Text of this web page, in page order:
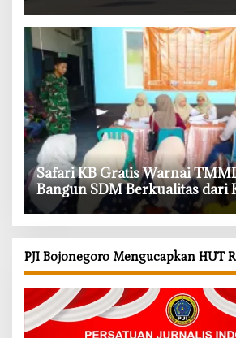
‎Safari KB Gratis Warnai
Bangun SDM Berkualitas dari
PJI Bojonegoro Mengucapkan HUT